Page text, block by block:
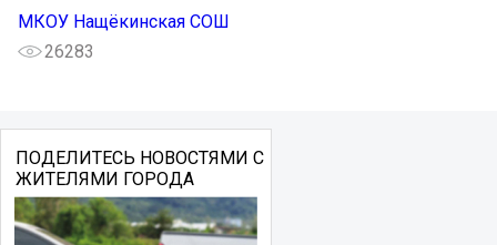
МКОУ Нащёкинская СОШ
26283
ПОДЕЛИТЕСЬ НОВОСТЯМИ С
ЖИТЕЛЯМИ ГОРОДА